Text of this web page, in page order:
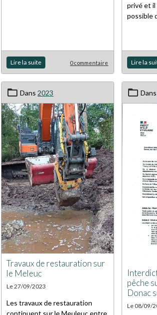
Lire la suite 0 commentaire
privé et il
possible
Lire la
Dans 2023
Travaux de restauration sur
le Meleuc
Le 27/09/2023
Les travaux de restauration
Dans
pêche
Donac
Le 08/09/